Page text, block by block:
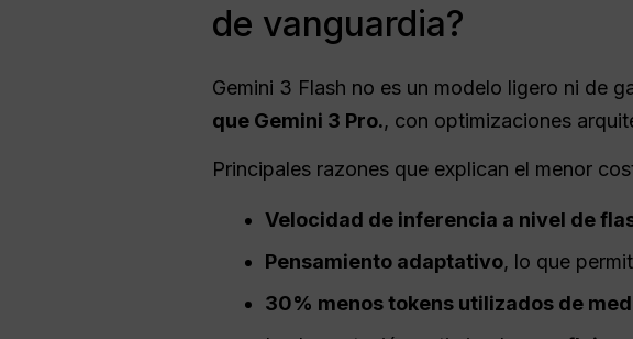
de vanguardia?
Gemini 3 Flash no es un modelo ligero ni de
que Gemini 3 Pro., con optimizaciones
Principales razones que explican el menor
Velocidad de inferencia a nivel de
Pensamiento adaptativo, lo que
30% menos tokens utilizados de